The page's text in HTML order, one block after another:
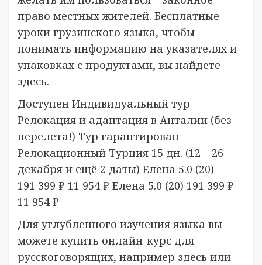
право местных жителей. Бесплатные
уроки грузинского языка, чтобы
понимать информацию на указателях и
упаковках с продуктами, вы найдете
здесь.
Доступен Индивидуальный тур
Релокация и адаптация в Анталии (без
перелета!) Тур гарантирован
Релокационный Турция 15 дн. (12 – 26
декабря и ещё 2 даты) Елена 5.0 (20)
191 399 ₽ 11 954 ₽ Елена 5.0 (20) 191 399 ₽
11 954 ₽
Для углубленного изучения языка вы
можете купить онлайн-курс для
русскоговорящих, например здесь или